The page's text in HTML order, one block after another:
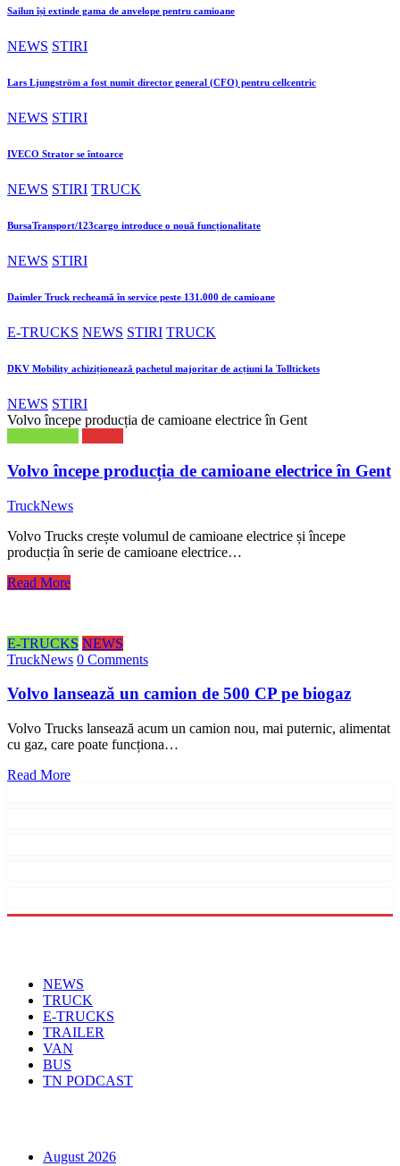
Sailun își extinde gama de anvelope pentru camioane
NEWS STIRI
Lars Ljungström a fost numit director general (CFO) pentru cellcentric
NEWS STIRI
IVECO Strator se întoarce
NEWS STIRI TRUCK
BursaTransport/123cargo introduce o nouă funcționalitate
NEWS STIRI
Daimler Truck recheamă în service peste 131.000 de camioane
E-TRUCKS NEWS STIRI TRUCK
DKV Mobility achiziționează pachetul majoritar de acțiuni la Tolltickets
NEWS STIRI
Volvo începe producția de camioane electrice în Gent
Volvo începe producția de camioane electrice în Gent
TruckNews
Volvo Trucks crește volumul de camioane electrice și începe
producția în serie de camioane electrice…
Read More
E-TRUCKS NEWS
TruckNews 0 Comments
Volvo lansează un camion de 500 CP pe biogaz
Volvo Trucks lansează acum un camion nou, mai puternic, alimentat
cu gaz, care poate funcționa…
Read More
NEWS
TRUCK
E-TRUCKS
TRAILER
VAN
BUS
TN PODCAST
August 2026